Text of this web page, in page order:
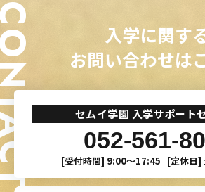
入学に関す
お問い合わせは
セムイ学園 入学サポート
052-561-
[受付時間] 9:00〜17:45 [定休日]